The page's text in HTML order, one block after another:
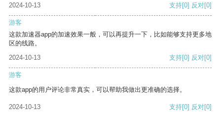
2024-10-13
支持[0] 反对[0]
游客
这款加速器app的加速效果一般，可以再提升一下，比如能够支持更多地
区的线路。
2024-10-13
支持[0] 反对[0]
游客
这款app的用户评论非常真实，可以帮助我做出更准确的选择。
2024-10-13 支持[0] 反对[0]